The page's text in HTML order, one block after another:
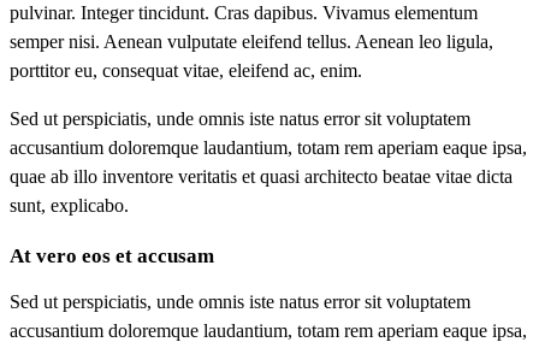
pulvinar. Integer tincidunt. Cras dapibus. Vivamus elementum
semper nisi. Aenean vulputate eleifend tellus. Aenean leo ligula,
porttitor eu, consequat vitae, eleifend ac, enim.
Sed ut perspiciatis, unde omnis iste natus error sit voluptatem
accusantium doloremque laudantium, totam rem aperiam eaque ipsa,
quae ab illo inventore veritatis et quasi architecto beatae vitae dicta
sunt, explicabo.
At vero eos et accusam
Sed ut perspiciatis, unde omnis iste natus error sit voluptatem
accusantium doloremque laudantium, totam rem aperiam eaque ipsa,